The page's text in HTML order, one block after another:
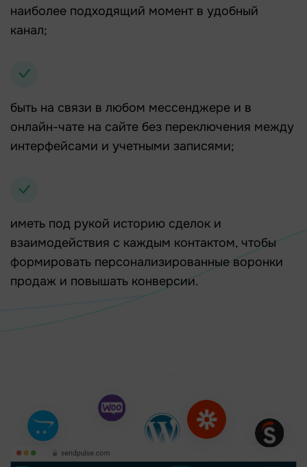
наиболее подходящий момент в удобный
канал;
быть на связи в любом мессенджере и в
онлайн-чате на сайте без переключения между
интерфейсами и учетными записями;
иметь под рукой историю сделок и
взаимодействия с каждым контактом, чтобы
формировать персонализированные воронки
продаж и повышать конверсии.